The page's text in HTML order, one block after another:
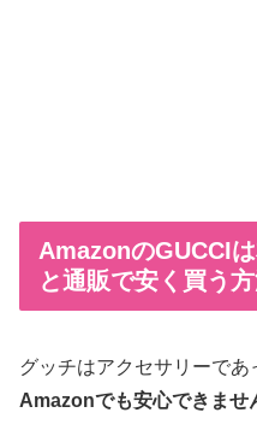
AmazonのGUCCI
と通販で安く買う
グッチはアクセサリーであ
Amazonでも安心できませ